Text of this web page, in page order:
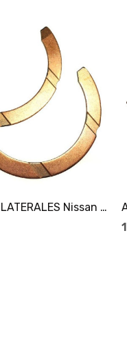
ACL CALES LATERALES Nissan SR20DE/SR20DET